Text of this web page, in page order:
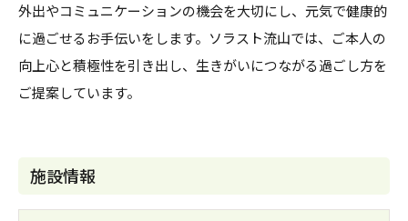
外出やコミュニケーションの機会を大切にし、元気で健康的
に過ごせるお手伝いをします。ソラスト流山では、ご本人の
向上心と積極性を引き出し、生きがいにつながる過ごし方を
ご提案しています。
施設情報